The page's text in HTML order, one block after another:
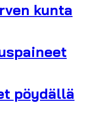
kunta
pöydällä